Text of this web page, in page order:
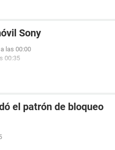
Sony
las 00:00
00:35
el patrón de bloqueo